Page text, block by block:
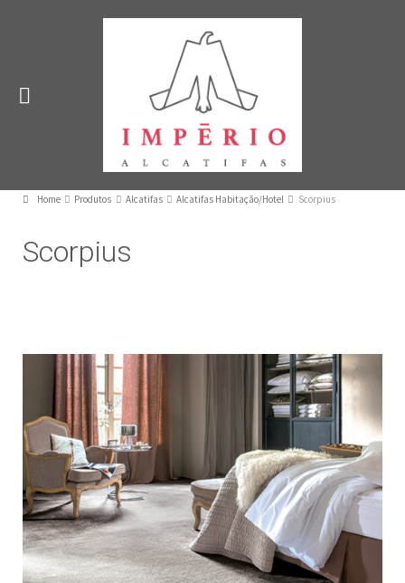
Home Produtos Alcatifas Alcatifas Habitação/Hotel Scorpius
Scorpius